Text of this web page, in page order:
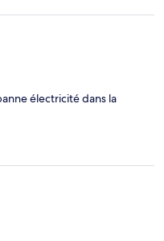
de la ville . Je reviendrai
électricité dans la